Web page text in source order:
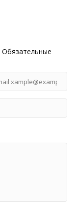
Обязательные